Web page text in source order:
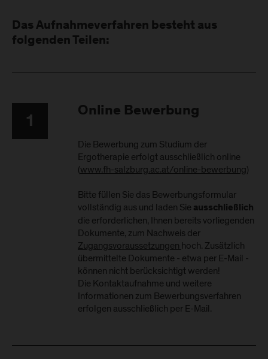
Das Aufnahmeverfahren besteht aus
folgenden Teilen:
1
Online Bewerbung
Die Bewerbung zum Studium der
Ergotherapie erfolgt ausschließlich online
(www.fh-salzburg.ac.at/online-bewerbung)
Bitte füllen Sie das Bewerbungsformular
vollständig aus und laden Sie ausschließlich
die erforderlichen, Ihnen bereits vorliegenden
Dokumente, zum Nachweis der
Zugangsvoraussetzungen hoch. Zusätzlich
übermittelte Dokumente - etwa per E-Mail -
können nicht berücksichtigt werden!
Die Kontaktaufnahme und weitere
Informationen zum Bewerbungsverfahren
erfolgen ausschließlich per E-Mail.